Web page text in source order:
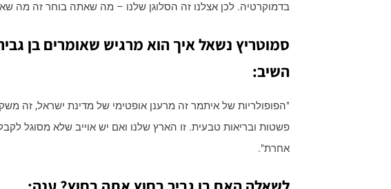
בדמוקרטיה. לכן אצלנו זה הסלוגן שלנו – מה שאתה בוחר זה מה
סמוטריץ נשאל איך הוא מרגיש שאומרים בן
השיב:
"הפופולריות של איתמר זה מרענן אופטימי של מדינת ישראל, זה
פשטות ובריאות טבעית. זו הארץ שלנו ואם יש אוייב שלא מסוגל
אחרת".